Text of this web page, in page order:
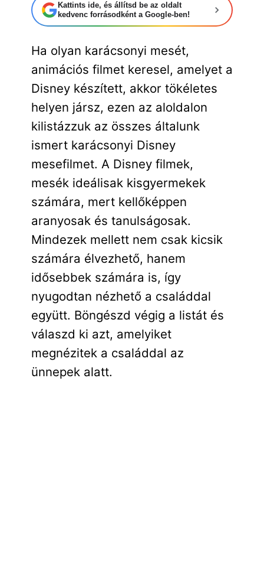
Kattints ide, és állítsd be az oldalt
kedvenc forrásodként a Google-ben!
Ha olyan karácsonyi mesét,
animációs filmet keresel, amelyet a
Disney készített, akkor tökéletes
helyen jársz, ezen az aloldalon
kilistázzuk az összes általunk
ismert karácsonyi Disney
mesefilmet. A Disney filmek,
mesék ideálisak kisgyermekek
számára, mert kellőképpen
aranyosak és tanulságosak.
Mindezek mellett nem csak kicsik
számára élvezhető, hanem
idősebbek számára is, így
nyugodtan nézhető a családdal
együtt. Böngészd végig a listát és
válaszd ki azt, amelyiket
megnézitek a családdal az
ünnepek alatt.